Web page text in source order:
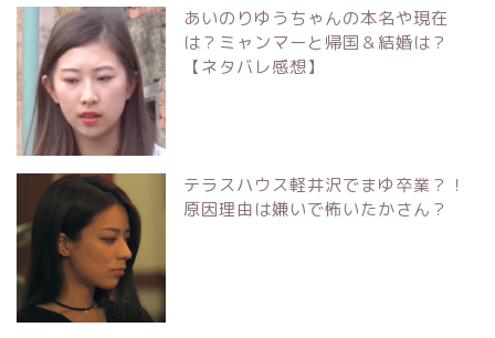
あいのりゆうちゃんの本名や現在
は？ミャンマーと帰国＆結婚は？
【ネタバレ感想】
テラスハウス軽井沢でまゆ卒業？！
原因理由は嫌いで怖いたかさん？